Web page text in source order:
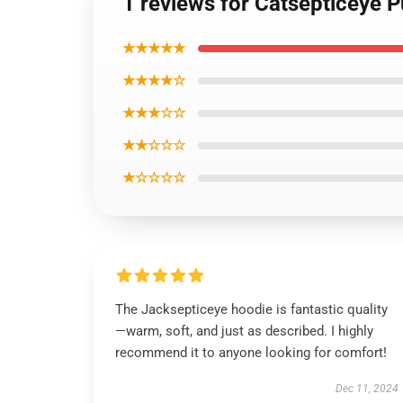
★★★★★
★★★★☆
★★★☆☆
★★☆☆☆
★☆☆☆☆
The Jacksepticeye hoodie is fantastic quality
—warm, soft, and just as described. I highly
recommend it to anyone looking for comfort!
Dec 11, 2024